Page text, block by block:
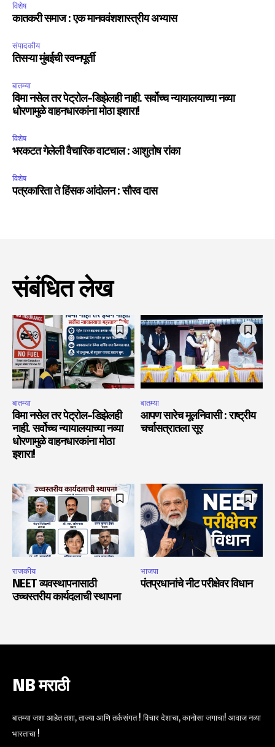
I've read and accept the Privacy Policy
6,300
विशेष
कातकरी समाज : एक मानववंशशास्त्रीय अभ्यास
संपादकीय
तिसऱ्या मुंबईची स्वप्नपूर्ती
बातम्या
विमा नसेल तर पेट्रोल-डिझेलही नाही. सर्वोच्च न्यायालयाच्या नव्या
धोरणामुळे वाहनधारकांना मोठा इशारा!
विशेष
भरकटत गेलेली वैचारिक वाटचाल : आशुतोष रांका
विशेष
पत्रकारिता ते हिंसक आंदोलन : सौरव दास
संबंधित लेख
बातम्या
विमा नसेल तर पेट्रोल-डिझेलही
नाही. सर्वोच्च न्यायालयाच्या नव्या
धोरणामुळे वाहनधारकांना मोठा
इशारा!
बातम्या
आपण सारेच मूलनिवासी : राष्ट्रीय
चर्चासत्रातला सूर
राजकीय
NEET व्यवस्थापनासाठी
उच्चस्तरीय कार्यदलाची स्थापना
भाजपा
पंतप्रधानांचे नीट परीक्षेवर विधान
NB मराठी
बातम्या जशा आहेत तशा, ताज्या आणि तर्कसंगत ! विचार देशाचा, कानोसा जगाचा! आवाज नव्या
भारताचा !